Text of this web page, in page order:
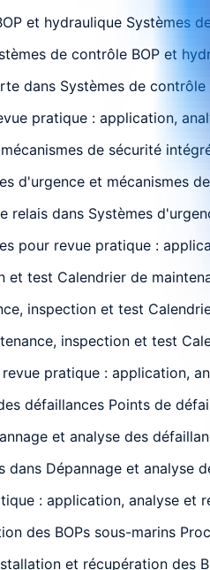
et hydraulique Systèmes
de contrôle BOP et
dans Systèmes de
pratique : application,
de sécurité
d'urgence et mécanismes
relais dans Systèmes
pour revue pratique :
et test Calendrier de
inspection et test
inspection et test
pratique : application,
défaillances Points de
et analyse des
Dépannage et analyse
: application, analyse et
des BOPs sous-marins
et récupération des